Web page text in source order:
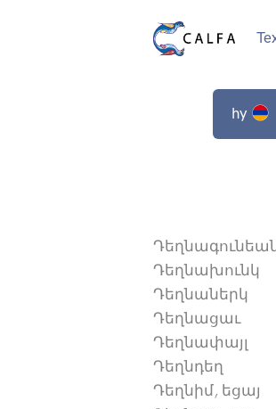
hy
Դեղնախունկ
Դեղնաներկ
Դեղնացաւ
Դեղնափայլ
Դեղնդեղ
Դեղնիմ, եցայ